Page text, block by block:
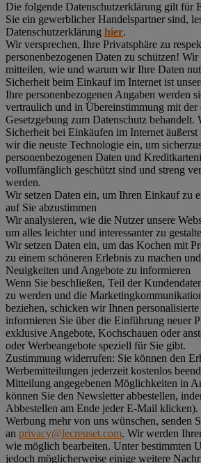
Die folgende Datenschutzerklärung gilt für
Sie ein gewerblicher Handelspartner sind,
Datenschutzerklärung hier.
Wir versprechen, Ihre Privatsphäre zu
personenbezogenen Daten zu schützen!
mitteilen, wie und warum wir Ihre Daten
Sicherheit beim Einkauf im Internet ist
Ihre personenbezogenen Angaben werden
vertraulich und in Übereinstimmung mit der
Gesetzgebung zum Datenschutz behandelt.
Sicherheit bei Einkäufen im Internet
wir die neuste Technologie ein, um
personenbezogenen Daten und
vollumfänglich geschützt sind und streng
werden.
Wir setzen Daten ein, um Ihren Einkauf zu
auf Sie abzustimmen
Wir analysieren, wie die Nutzer unsere
um alles leichter und interessanter zu
Wir setzen Daten ein, um das Kochen mit
zu einem schöneren Erlebnis zu machen
Neuigkeiten und Angebote zu informieren
Wenn Sie beschließen, Teil der
zu werden und die
beziehen, schicken wir Ihnen
informieren Sie über die Einführung neuer
exklusive Angebote, Kochschauen oder
oder Werbeangebote speziell für Sie gibt.
Zustimmung widerrufen: Sie können den
Werbemitteilungen jederzeit kostenlos
Mitteilung angegebenen Möglichkeiten in
können Sie den Newsletter abbestellen,
Abbestellen am Ende jeder E-Mail
Werbung mehr von uns wünschen, senden
an privacy@lecreuset.com. Wir werden
wie möglich bearbeiten. Unter bestimmten
jedoch möglicherweise einige weitere